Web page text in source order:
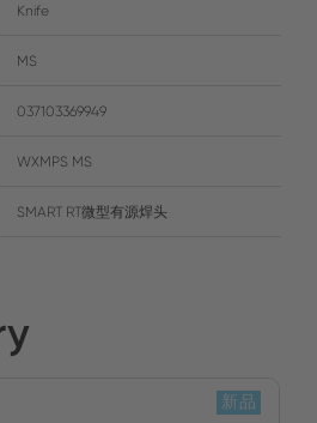
Knife
MS
037103369949
WXMPS MS
SMART RT微型有源焊头
新品